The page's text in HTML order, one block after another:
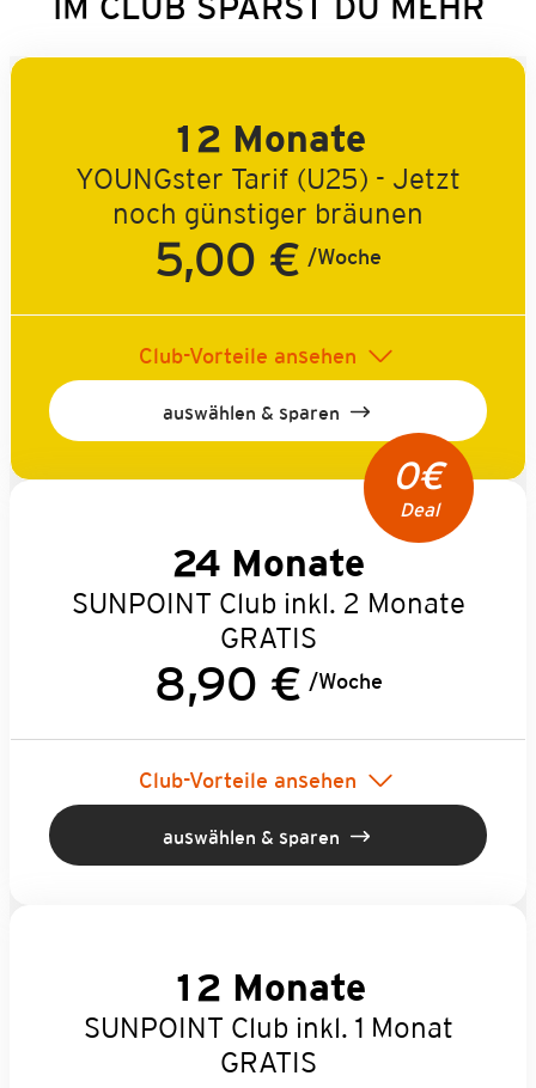
12 Monate
YOUNGster Tarif (U25) - Jetzt
noch günstiger bräunen
5,00 € /Woche
Club-Vorteile ansehen
auswählen & sparen
0€
Deal
24 Monate
SUNPOINT Club inkl. 2 Monate
GRATIS
8,90 € /Woche
Club-Vorteile ansehen
auswählen & sparen
12 Monate
SUNPOINT Club inkl. 1 Monat
GRATIS